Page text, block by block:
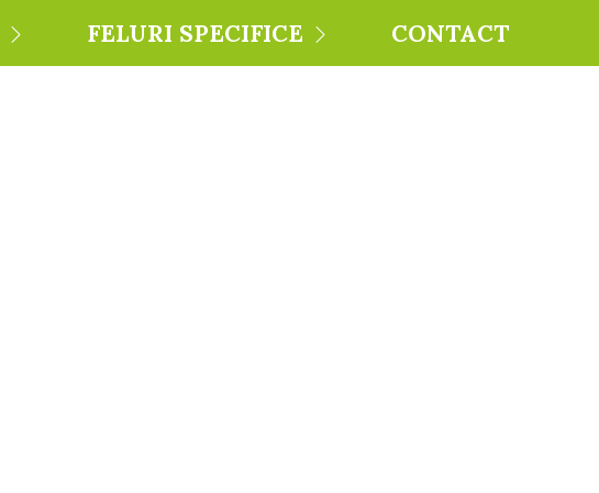
FELURI SPECIFICE CONTACT